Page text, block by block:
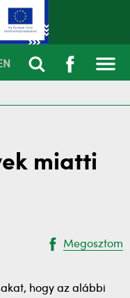
miatti
Megosztom
hogy az alábbi